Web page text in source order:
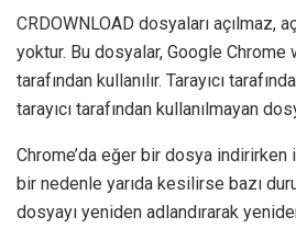
CRDOWNLOAD dosyaları açılmaz,
yoktur. Bu dosyalar, Google Chrome
tarafından kullanılır. Tarayıcı
tarayıcı tarafından kullanılmayan
Chrome’da eğer bir dosya
bir nedenle yarıda kesilirse bazı
dosyayı yeniden adlandırarak